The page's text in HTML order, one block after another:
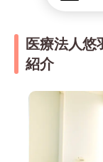
医療法人悠
紹介